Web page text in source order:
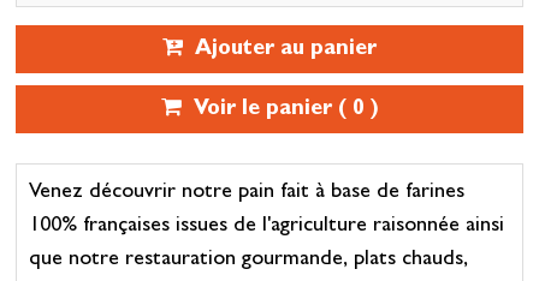
Ajouter au panier
Voir le panier ( 0 )
Venez découvrir notre pain fait à base de farines
100% françaises issues de l'agriculture raisonnée ainsi
que notre restauration gourmande, plats chauds,